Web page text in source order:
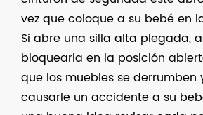
vez que coloque a su bebé en
Si abre una silla alta plegada,
bloquearla en la posición
que los muebles se derrumben
causarle un accidente a su